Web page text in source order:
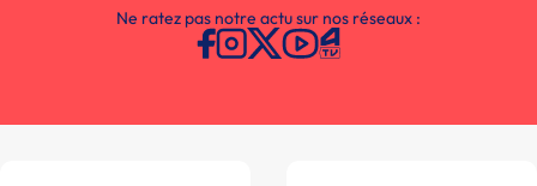
Ne ratez pas notre actu sur nos réseaux :